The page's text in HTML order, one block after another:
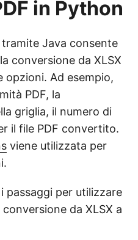
in Python
Java consente
conversione da XLSX
opzioni. Ad esempio,
PDF, la
griglia, il numero di
il file PDF convertito.
viene utilizzata per
passaggi per utilizzare
da XLSX a